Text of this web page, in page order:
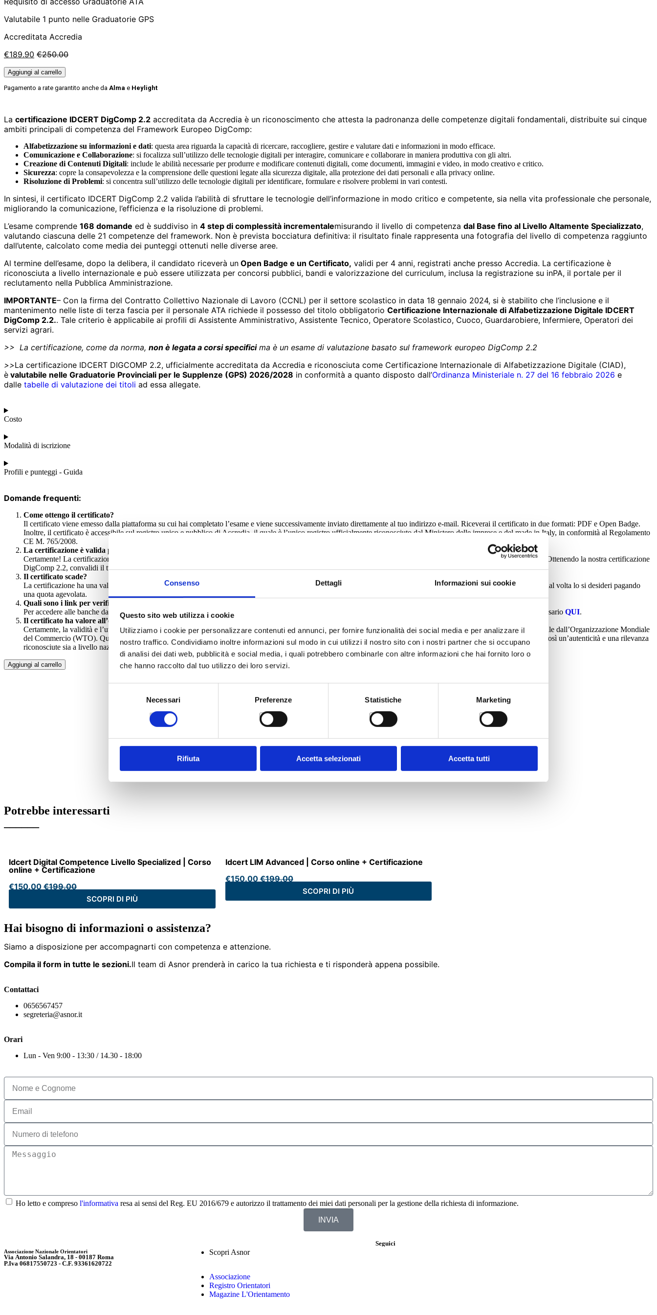
Consenso Dettagli Informazioni sui cookie
Questo sito web utilizza i cookie
Utilizziamo i cookie per personalizzare contenuti ed annunci, per fornire funzionalità dei social media e per analizzare il
nostro traffico. Condividiamo inoltre informazioni sul modo in cui utilizzi il nostro sito con i nostri partner che si occupano
di analisi dei dati web, pubblicità e social media, i quali potrebbero combinarle con altre informazioni che hai fornito loro o
che hanno raccolto dal tuo utilizzo dei loro servizi.
Necessari Preferenze Statistiche Marketing
Rifiuta Accetta selezionati Accetta tutti
Valutabile 1 punto nelle Graduatorie GPS
Accreditata Accredia
€189.90 €250.00
Aggiungi al carrello
Pagamento a rate garantito anche da Alma e Heylight
La certificazione IDCERT DigComp 2.2 accreditata da Accredia è un riconoscimento che attesta la padronanza delle competenze digitali fondamentali, distribuite sui cinque
ambiti principali di competenza del Framework Europeo DigComp:
Alfabetizzazione su informazioni e dati: questa area riguarda la capacità di ricercare, raccogliere, gestire e valutare dati e informazioni in modo efficace.
Comunicazione e Collaborazione: si focalizza sull’utilizzo delle tecnologie digitali per interagire, comunicare e collaborare in maniera produttiva con gli altri.
Creazione di Contenuti Digitali: include le abilità necessarie per produrre e modificare contenuti digitali, come documenti, immagini e video, in modo creativo e critico.
Sicurezza: copre la consapevolezza e la comprensione delle questioni legate alla sicurezza digitale, alla protezione dei dati personali e alla privacy online.
Risoluzione di Problemi: si concentra sull’utilizzo delle tecnologie digitali per identificare, formulare e risolvere problemi in vari contesti.
In sintesi, il certificato IDCERT DigComp 2.2 valida l’abilità di sfruttare le tecnologie dell’informazione in modo critico e competente, sia nella vita professionale che personale,
migliorando la comunicazione, l’efficienza e la risoluzione di problemi.
L’esame comprende 168 domande ed è suddiviso in 4 step di complessità incrementalemisurando il livello di competenza dal Base fino al Livello Altamente Specializzato,
valutando ciascuna delle 21 competenze del framework. Non è prevista bocciatura definitiva: il risultato finale rappresenta una fotografia del livello di competenza raggiunto
dall’utente, calcolato come media dei punteggi ottenuti nelle diverse aree.
Al termine dell’esame, dopo la delibera, il candidato riceverà un Open Badge e un Certificato, validi per 4 anni, registrati anche presso Accredia. La certificazione è
riconosciuta a livello internazionale e può essere utilizzata per concorsi pubblici, bandi e valorizzazione del curriculum, inclusa la registrazione su inPA, il portale per il
reclutamento nella Pubblica Amministrazione.
IMPORTANTE– Con la firma del Contratto Collettivo Nazionale di Lavoro (CCNL) per il settore scolastico in data 18 gennaio 2024, si è stabilito che l’inclusione e il
mantenimento nelle liste di terza fascia per il personale ATA richiede il possesso del titolo obbligatorio Certificazione Internazionale di Alfabetizzazione Digitale IDCERT
DigComp 2.2.. Tale criterio è applicabile ai profili di Assistente Amministrativo, Assistente Tecnico, Operatore Scolastico, Cuoco, Guardarobiere, Infermiere, Operatori dei
servizi agrari.
>> La certificazione, come da norma, non è legata a corsi specificima è un esame di valutazione basato sul framework europeo DigComp 2.2
>>La certificazione IDCERT DIGCOMP 2.2, ufficialmente accreditata da Accredia e riconosciuta come Certificazione Internazionale di Alfabetizzazione Digitale (CIAD),
è valutabile nelle Graduatorie Provinciali per le Supplenze (GPS) 2026/2028 in conformità a quanto disposto dall’Ordinanza Ministeriale n. 27 del 16 febbraio 2026 e
dalle tabelle di valutazione dei titoli ad essa allegate.
Costo
Modalità di iscrizione
Profili e punteggi - Guida
Domande frequenti:
Come ottengo il certificato?
Il certificato viene emesso dalla piattaforma su cui hai completato l’esame e viene successivamente inviato direttamente al tuo indirizzo e-mail. Riceverai il certificato in due formati: PDF e Open Badge.
Inoltre, il certificato è accessibile sul registro unico e pubblico di Accredia, il quale è l’unico registro ufficialmente riconosciuto dal Ministero delle imprese e del made in Italy, in conformità al Regolamento
CE M. 765/2008.
La certificazione è valida per l’accesso alle graduatorie ATA?
Certamente! La certificazione internazionale di alfabetizzazione digitale necessaria per partecipare alle graduatorie ATA di terza fascia è fondata sul framework DigComp. Ottenendo la nostra certificazione
DigComp 2.2, convalidi il tuo possesso delle competenze digitali fondamentali richieste per concorrere con successo alle selezioni.
Il certificato scade?
La certificazione ha una validità di due anni, per poter aggiornare i propri livelli di padronanza sulle competenze digitali DIGCOMP l’esame può essere risostenuto ogni qual volta lo si desideri pagando
una quota agevolata.
Quali sono i link per verificare gli accreditamenti ad ACCREDIA?
Per accedere alle banche dati delle figure professionali relative al titolo di Certificazione Internazionale di Alfabetizzazione Digitale (DIGCOMP), puoi trovare il link necessario QUI.
Il certificato ha valore all’estero?
Certamente, la validità e l’utilità del certificato si estendono su scala globale grazie agli accordi di mutuo riconoscimento EA e IAF MLA, riconosciuti a livello internazionale dall’Organizzazione Mondiale
del Commercio (WTO). Questo principio garantisce che la nostra certificazione sia equiparata a quelle emesse dagli organismi di accreditamento EA e IAF, conferendole così un’autenticità e una rilevanza
riconosciute sia a livello nazionale che internazionale.
Aggiungi al carrello
Potrebbe interessarti
Idcert Digital Competence Livello Specialized | Corso
online + Certificazione
€150.00 €199.00
SCOPRI DI PIÙ
Idcert LIM Advanced | Corso online + Certificazione
€150.00 €199.00
SCOPRI DI PIÙ
Hai bisogno di informazioni o assistenza?
Siamo a disposizione per accompagnarti con competenza e attenzione.
Compila il form in tutte le sezioni.Il team di Asnor prenderà in carico la tua richiesta e ti risponderà appena possibile.
Contattaci
0656567457
segreteria@asnor.it
Orari
Lun - Ven 9:00 - 13:30 / 14.30 - 18:00
Ho letto e compreso l'informativa resa ai sensi del Reg. EU 2016/679 e autorizzo il trattamento dei miei dati personali per la gestione della richiesta di informazione.
INVIA
Associazione Nazionale Orientatori
Via Antonio Salandra, 18 - 00187 Roma
P.Iva 06817550723 - C.F. 93361620722
Scopri Asnor
Associazione
Registro Orientatori
Magazine L'Orientamento
Seguici